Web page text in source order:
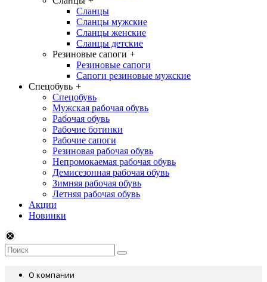
Сланцы
Сланцы мужские
Сланцы женские
Сланцы детские
Резиновые сапоги +
Резиновые сапоги
Сапоги резиновые мужские
Спецобувь +
Спецобувь
Мужская рабочая обувь
Рабочая обувь
Рабочие ботинки
Рабочие сапоги
Резиновая рабочая обувь
Непромокаемая рабочая обувь
Демисезонная рабочая обувь
Зимняя рабочая обувь
Летняя рабочая обувь
Акции
Новинки
О компании